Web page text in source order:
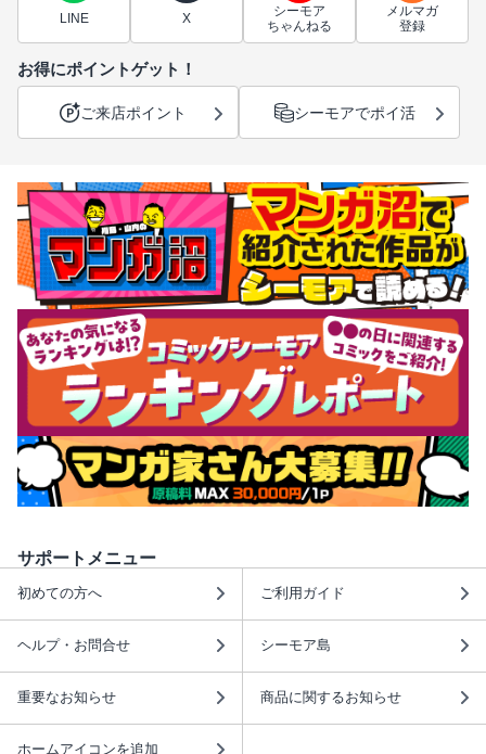
LINE X
シーモア
ちゃんねる
メルマガ
登録
お得にポイントゲット！
ご来店ポイント シーモアでポイ活
サポートメニュー
初めての方へ ご利用ガイド
ヘルプ・お問合せ シーモア島
重要なお知らせ 商品に関するお知らせ
ホームアイコンを追加